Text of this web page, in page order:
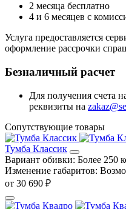
2 месяца бесплатно
4 и 6 месяцев с
Услуга предоставляется
оформление рассрочки
Безналичный расчет
Для получения счета
реквизиты на
Сопутствующие товары
Тумба Классик
Вариант обивки: Более 250
Изменение габаритов:
от 30 690 ₽